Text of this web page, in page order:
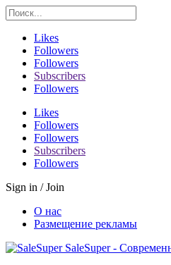
Likes
Followers
Followers
Subscribers
Followers
Likes
Followers
Followers
Subscribers
Followers
Sign in / Join
О нас
Размещение рекламы
SaleSuper -